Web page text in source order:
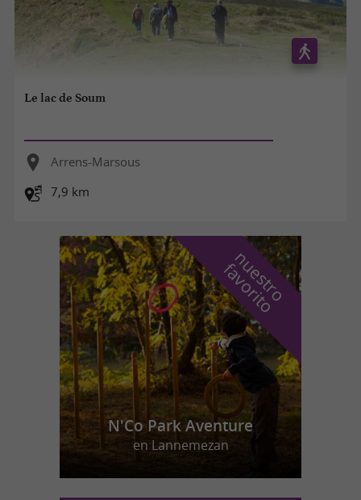
Le lac de Soum
Arrens-Marsous
7,9 km
n
u
e
s
t
r
o
f
a
v
o
r
i
t
o
N'Co Park Aventure
en Lannemezan